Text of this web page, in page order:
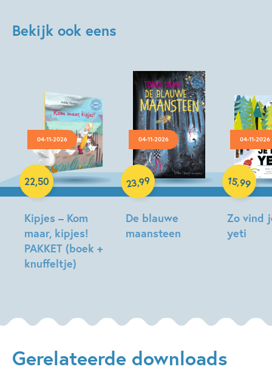
Bekijk ook eens
04-11-2026
Kipjes – Kom
maar, kipjes!
PAKKET (boek +
knuffeltje)
22,50
Hardcover
04-11-2026
De blauwe
maansteen
23,99
Hardcover
04-11-2026
Zo vind
yeti
15,99
Hardcover
Gerelateerde downloads